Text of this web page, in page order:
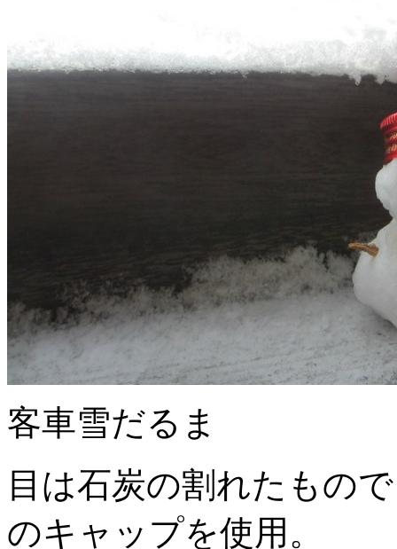
客車雪だるま
目は石炭の割れたもの
のキャップを使用。